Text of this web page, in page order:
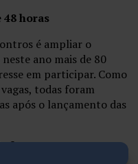
48 horas
é ampliar o
ano mais de 80
em participar. Como
todas foram
após o lançamento das
formação